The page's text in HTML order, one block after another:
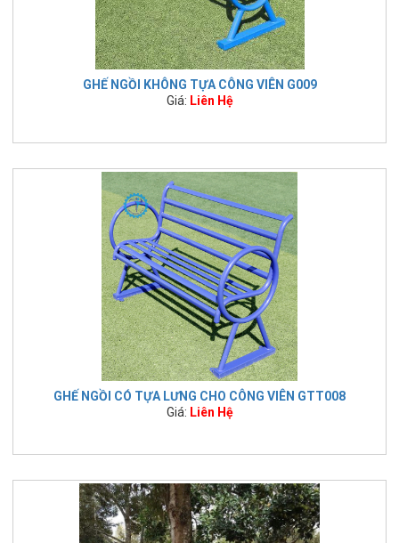
GHẾ NGỒI KHÔNG TỰA CÔNG VIÊN G009
Giá: Liên Hệ
GHẾ NGỒI CÓ TỰA LƯNG CHO CÔNG VIÊN GTT008
Giá: Liên Hệ